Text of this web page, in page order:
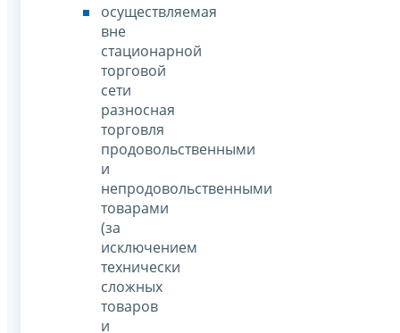
осуществляемая
вне
стационарной
торговой
сети
разносная
торговля
продовольственными
и
непродовольственными
товарами
(за
исключением
технически
сложных
товаров
и